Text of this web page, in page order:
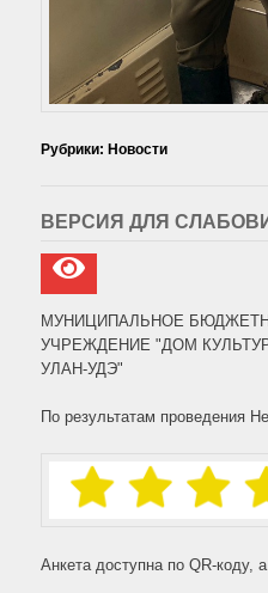
Рубрики: Новости
ВЕРСИЯ ДЛЯ
МУНИЦИПАЛЬНОЕ
УЧРЕЖДЕНИЕ "ДОМ
УЛАН-УДЭ"
По результатам проведения
Анкета доступна по QR-коду,